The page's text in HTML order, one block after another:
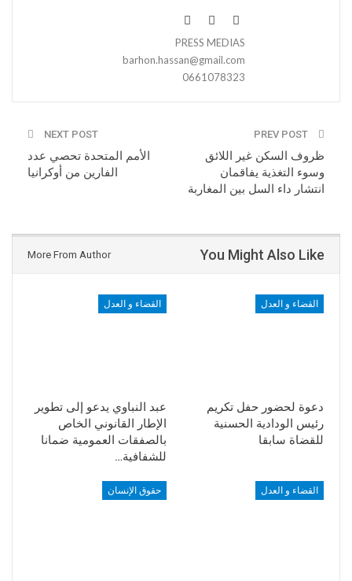
PRESS MEDIAS
barhon.hassan@gmail.com
0661078323
ظروف السكن غير اللائق
وسوء التغذية يفاقمان
انتشار داء السل بين المغاربة
NEXT POST
الأمم المتحدة تحصي عدد
الفارين من أوكرانيا
You Might Also Like
More From Author
القضاء و العدل
دعوة لحضور حفل تكريم
رئيس الودادية الحسنية
للقضاة سابقا
القضاء و العدل
عبد النباوي يدعو إلى تطوير
الإطار القانوني الخاص
بالصفقات العمومية ضمانا
للشفافية…
القضاء و العدل حقوق الإنسان